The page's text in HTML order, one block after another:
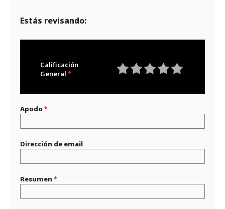
Estás revisando:
Calificación
General
Apodo
Dirección de email
Resumen